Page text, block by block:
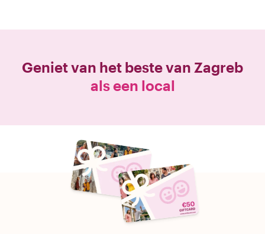
Geniet van het beste van Zagreb
als een local